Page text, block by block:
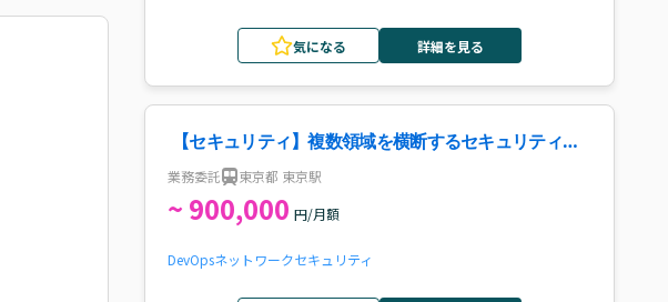
気になる 詳細を見る
【セキュリティ】複数領域を横断するセキュリティ施
策推進案件
業務委託 東京都 東京駅
~ 900,000 円/月額
DevOpsネットワークセキュリティ